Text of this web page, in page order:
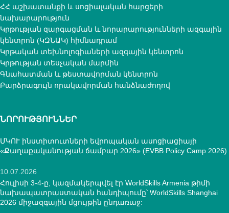
ՀՀ աշխատանքի և սոցիալական հարցերի
նախարարություն
Կրթության զարգացման և նորարարությունների ազգային
կենտրոն (ԿԶՆԱԿ) հիմնադրամ
Կրթական տեխնոլոգիաների ազգային կենտրոն
Կրթության տեսչական մարմին
Գնահատման և թեստավորման կենտրոն
Բարձրագույն որակավորման հանձնաժողով
ՆՈՐՈՒԹՅՈՒՆՆԵՐ
ՄԿՈՒ ինստիտուտների եվրոպական ասոցիացիայի
«Քաղաքականության ճամբար 2026» (EVBB Policy Camp 2026)
10.07.2026
Հուլիսի 3-4-ը, կազմակերպվել էր WorldSkills Armenia թիմի
նախապատրաստական հանդիպումը՝ WorldSkills Shanghai
2026 միջազգային մցույթին ընդառաջ: